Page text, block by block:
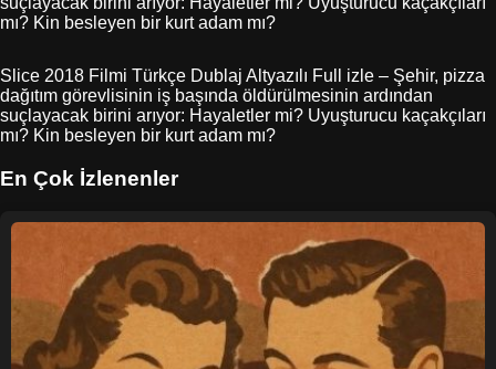
mı? Kin besleyen bir kurt adam mı?
Slice 2018 Filmi Türkçe Dublaj Altyazılı Full izle – Şehir, pizza
dağıtım görevlisinin iş başında öldürülmesinin ardından
suçlayacak birini arıyor: Hayaletler mi? Uyuşturucu kaçakçıları
mı? Kin besleyen bir kurt adam mı?
En Çok İzlenenler